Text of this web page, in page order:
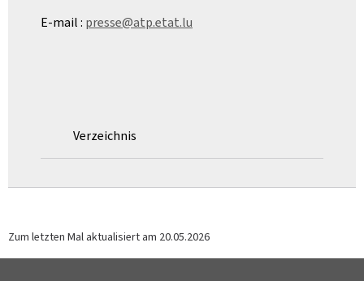
E-mail : presse@atp.etat.lu
Verzeichnis
Zum letzten Mal aktualisiert am 20.05.2026